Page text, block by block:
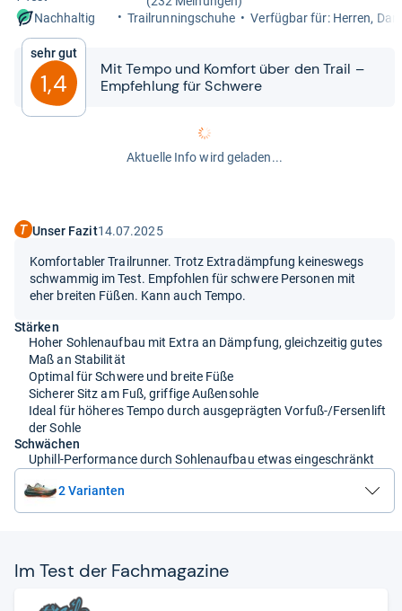
Nachhaltig
Trail­run­ning­schuhe Ver­füg­bar für: Her­ren,
Sehr gut
1,4
Mit Tempo und Kom­fort über den Trail –
Emp­feh­lung für Schwere
Aktuelle Info wird geladen...
Unser Fazit14.07.2025
Komfortabler Trailrunner. Trotz Extradämpfung keineswegs
schwammig im Test. Empfohlen für schwere Personen mit
eher breiten Füßen. Kann auch Tempo.
Stärken
Hoher Sohlenaufbau mit Extra an Dämpfung, gleichzeitig gutes
Maß an Stabilität
Optimal für Schwere und breite Füße
Sicherer Sitz am Fuß, griffige Außensohle
Ideal für höheres Tempo durch ausgeprägten Vorfuß-/Fersenlift
der Sohle
Schwächen
Uphill-Performance durch Sohlenaufbau etwas eingeschränkt
2 Varianten
Im Test der Fach­ma­ga­zine